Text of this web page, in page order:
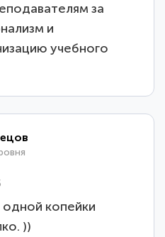
за
и
учебного
копейки
))